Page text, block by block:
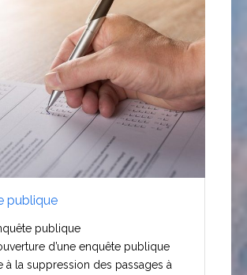
publique
publique
d’une enquête publique
à la suppression des passages à